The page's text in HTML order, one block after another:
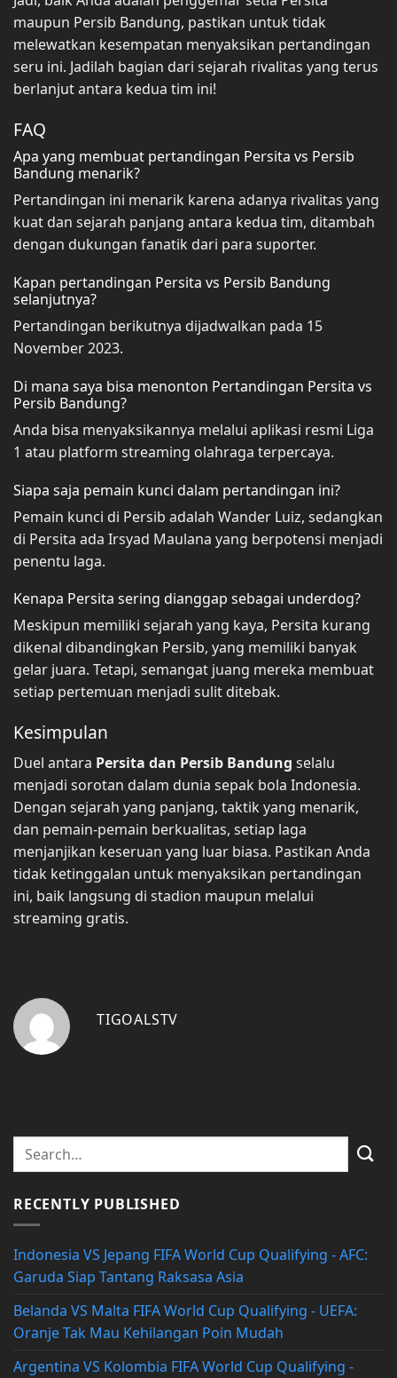
maupun Persib Bandung, pastikan untuk tidak
melewatkan kesempatan menyaksikan pertandingan
seru ini. Jadilah bagian dari sejarah rivalitas yang terus
berlanjut antara kedua tim ini!
FAQ
Apa yang membuat pertandingan Persita vs Persib
Bandung menarik?
Pertandingan ini menarik karena adanya rivalitas yang
kuat dan sejarah panjang antara kedua tim, ditambah
dengan dukungan fanatik dari para suporter.
Kapan pertandingan Persita vs Persib Bandung
selanjutnya?
Pertandingan berikutnya dijadwalkan pada 15
November 2023.
Di mana saya bisa menonton Pertandingan Persita vs
Persib Bandung?
Anda bisa menyaksikannya melalui aplikasi resmi Liga
1 atau platform streaming olahraga terpercaya.
Siapa saja pemain kunci dalam pertandingan ini?
Pemain kunci di Persib adalah Wander Luiz, sedangkan
di Persita ada Irsyad Maulana yang berpotensi menjadi
penentu laga.
Kenapa Persita sering dianggap sebagai underdog?
Meskipun memiliki sejarah yang kaya, Persita kurang
dikenal dibandingkan Persib, yang memiliki banyak
gelar juara. Tetapi, semangat juang mereka membuat
setiap pertemuan menjadi sulit ditebak.
Kesimpulan
Duel antara Persita dan Persib Bandung selalu
menjadi sorotan dalam dunia sepak bola Indonesia.
Dengan sejarah yang panjang, taktik yang menarik,
dan pemain-pemain berkualitas, setiap laga
menjanjikan keseruan yang luar biasa. Pastikan Anda
tidak ketinggalan untuk menyaksikan pertandingan
ini, baik langsung di stadion maupun melalui
streaming gratis.
TIGOALSTV
RECENTLY PUBLISHED
Indonesia VS Jepang FIFA World Cup Qualifying - AFC:
Garuda Siap Tantang Raksasa Asia
Belanda VS Malta FIFA World Cup Qualifying - UEFA:
Oranje Tak Mau Kehilangan Poin Mudah
Argentina VS Kolombia FIFA World Cup Qualifying -